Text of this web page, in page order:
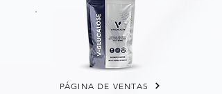
PÁGINA DE VENTAS